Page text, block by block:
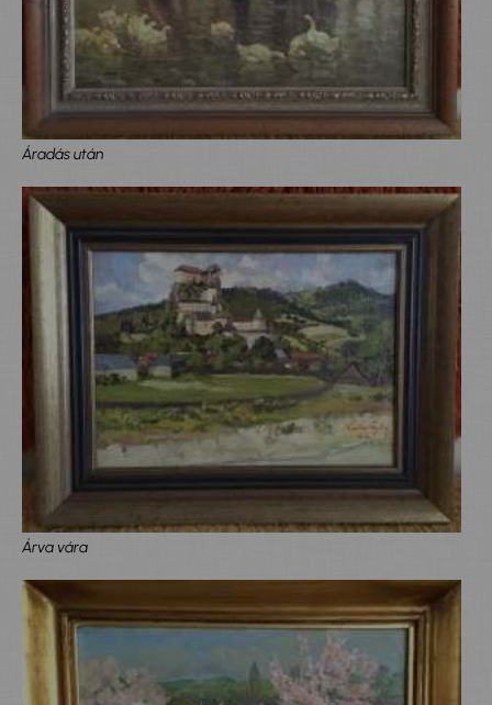
Áradás után
Árva vára